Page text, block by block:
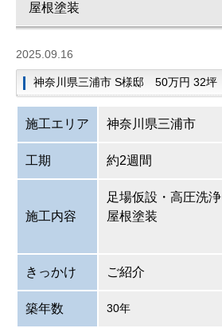
屋根塗装
2025.09.16
神奈川県三浦市 S様邸 50万円 32坪
施工エリア 神奈川県三浦市
工期 約2週間
施工内容
足場仮設・高圧洗浄
屋根塗装
きっかけ ご紹介
築年数 30年